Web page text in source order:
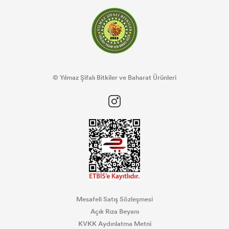
© Yılmaz Şifalı Bitkiler ve Baharat Ürünleri
Mesafeli Satış Sözleşmesi
Açık Rıza Beyanı
KVKK Aydınlatma Metni